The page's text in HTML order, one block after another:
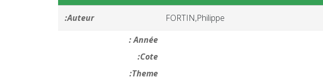
Auteur:
FORTIN,Philippe
Année :
Cote:
Theme: